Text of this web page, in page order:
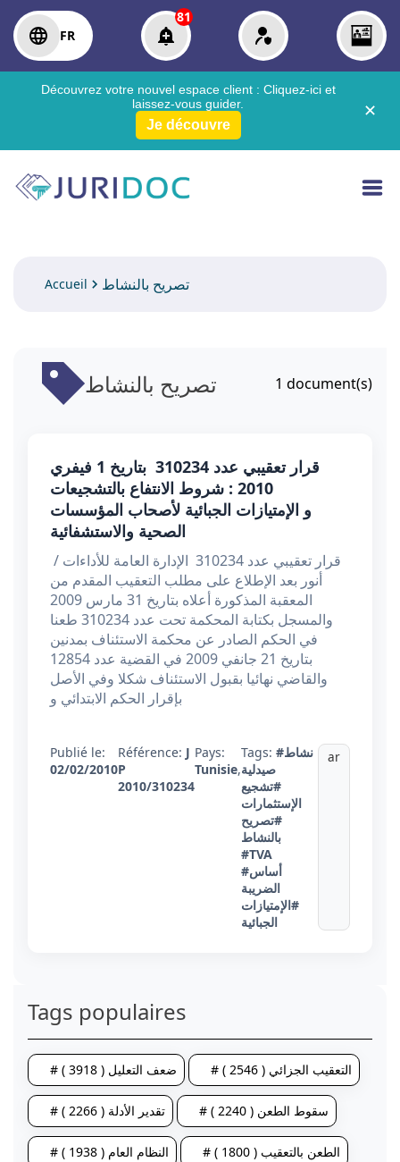
FR
81
Découvrez votre nouvel espace client : Cliquez-ici et
laissez-vous guider.
Je découvre
✕
Accueil تصريح بالنشاط
تصريح بالنشاط 1 document(s)
قرار تعقيبي عدد 310234 بتاريخ 1 فيفري
2010 : شروط الانتفاع بالتشجيعات
و الإمتيازات الجبائية لأصحاب المؤسسات
الصحية والاستشفائية
أنور بعد الإطلاع على مطلب التعقيب المقدم من
المعقبة المذكورة أعلاه بتاريخ 31 مارس 2009
والمسجل بكتابة المحكمة تحت عدد 310234 طعنا
في الحكم الصادر عن محكمة الاستئناف بمدنين
بتاريخ 21 جانفي 2009 في القضية عدد 12854
والقاضي نهائيا بقبول الاستئناف شكلا وفي الأصل
بإقرار الحكم الابتدائي و
Publié le:
02/02/2010
Référence: J
P
2010/310234
Pays:
Tunisie,
Tags: #نشاط
صيدلية
#تشجيع
الإستثمارات
#تصريح
بالنشاط
#TVA
#أساس
الضريبة
#الإمتيازات
الجبائية
ar
Tags populaires
# ضعف التعليل ( 3918 ) # التعقيب الجزائي ( 2546 )
# تقدير الأدلة ( 2266 ) # سقوط الطعن ( 2240 )
# النظام العام ( 1938 ) # الطعن بالتعقيب ( 1800 )